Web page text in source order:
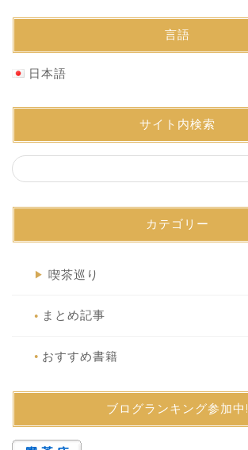
言語
日本語
サイト内検索
カテゴリー
▶ 喫茶巡り
● まとめ記事
● おすすめ書籍
ブログランキング参加中!